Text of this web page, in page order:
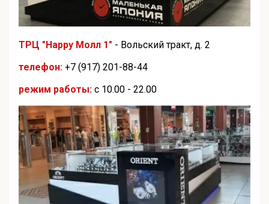
ТРЦ "Happy Молл 1" - Вольский тракт, д. 2
телефон: +7 (917) 201-88-44
режим работы: с 10.00 - 22.00